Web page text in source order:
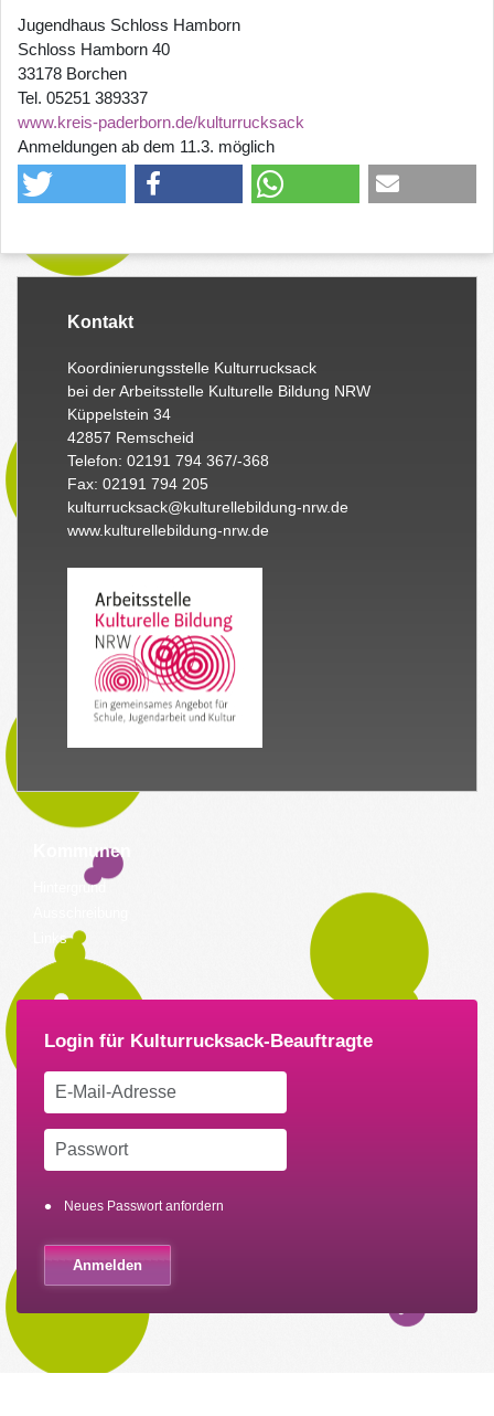
Jugendhaus Schloss Hamborn
Schloss Hamborn 40
33178 Borchen
Tel. 05251 389337
www.kreis-paderborn.de/kulturrucksack
Anmeldungen ab dem 11.3. möglich
Kontakt
Koordinierungsstelle Kulturrucksack
bei der Arbeitsstelle Kulturelle Bildung NRW
Küppelstein 34
42857 Remscheid
Telefon: 02191 794 367/-368
Fax: 02191 794 205
kulturrucksack@kulturellebildung-nrw.de
www.kulturellebildung-nrw.de
Kommunen
Hintergrund
Links
Neues Passwort anfordern